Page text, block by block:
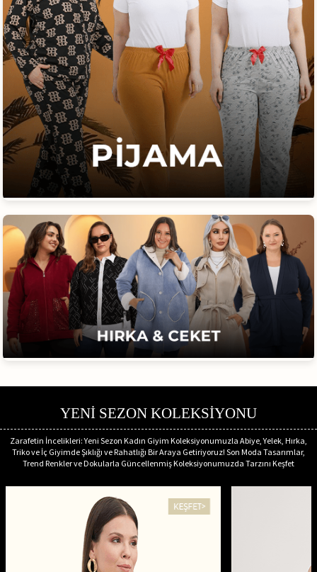
YENİ SEZON KOLEKSİYONU
Zarafetin İncelikleri: Yeni Sezon Kadın Giyim Koleksiyonumuzla Abiye, Yelek, Hırka,
Triko ve İç Giyimde Şıklığı ve Rahatlığı Bir Araya Getiriyoruz! Son Moda Tasarımlar,
Trend Renkler ve Dokularla Güncellenmiş Koleksiyonumuzda Tarzını Keşfet